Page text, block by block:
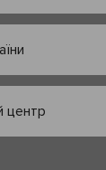
центр